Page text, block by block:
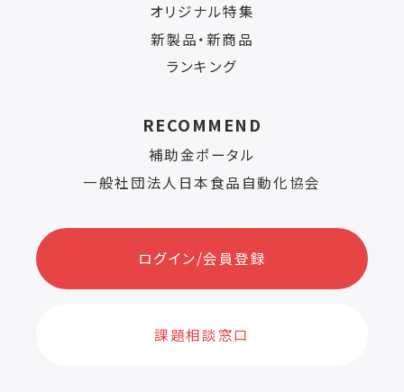
オリジナル特集
新製品・新商品
ランキング
RECOMMEND
補助金ポータル
一般社団法人日本食品自動化協会
ログイン/会員登録
課題相談窓口